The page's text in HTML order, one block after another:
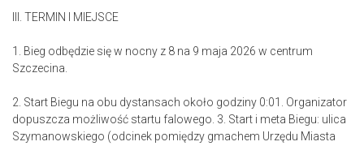
III. TERMIN I MIEJSCE
1. Bieg odbędzie się w nocny z 8 na 9 maja 2026 w centrum
Szczecina.
2. Start Biegu na obu dystansach około godziny 0:01. Organizator
dopuszcza możliwość startu falowego. 3. Start i meta Biegu: ulica
Szymanowskiego (odcinek pomiędzy gmachem Urzędu Miasta